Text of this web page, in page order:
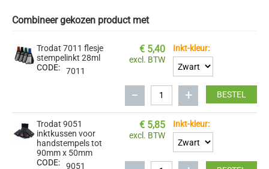
Combineer gekozen product met
Trodat 7011 flesje
stempelinkt 28ml
CODE:
7011
€ 5,40
excl. BTW
Inkt-kleur:
+
− BESTEL
Trodat 9051
inktkussen voor
handstempels tot
90mm x 50mm
CODE:
9051
€ 5,85
excl. BTW
Inkt-kleur: